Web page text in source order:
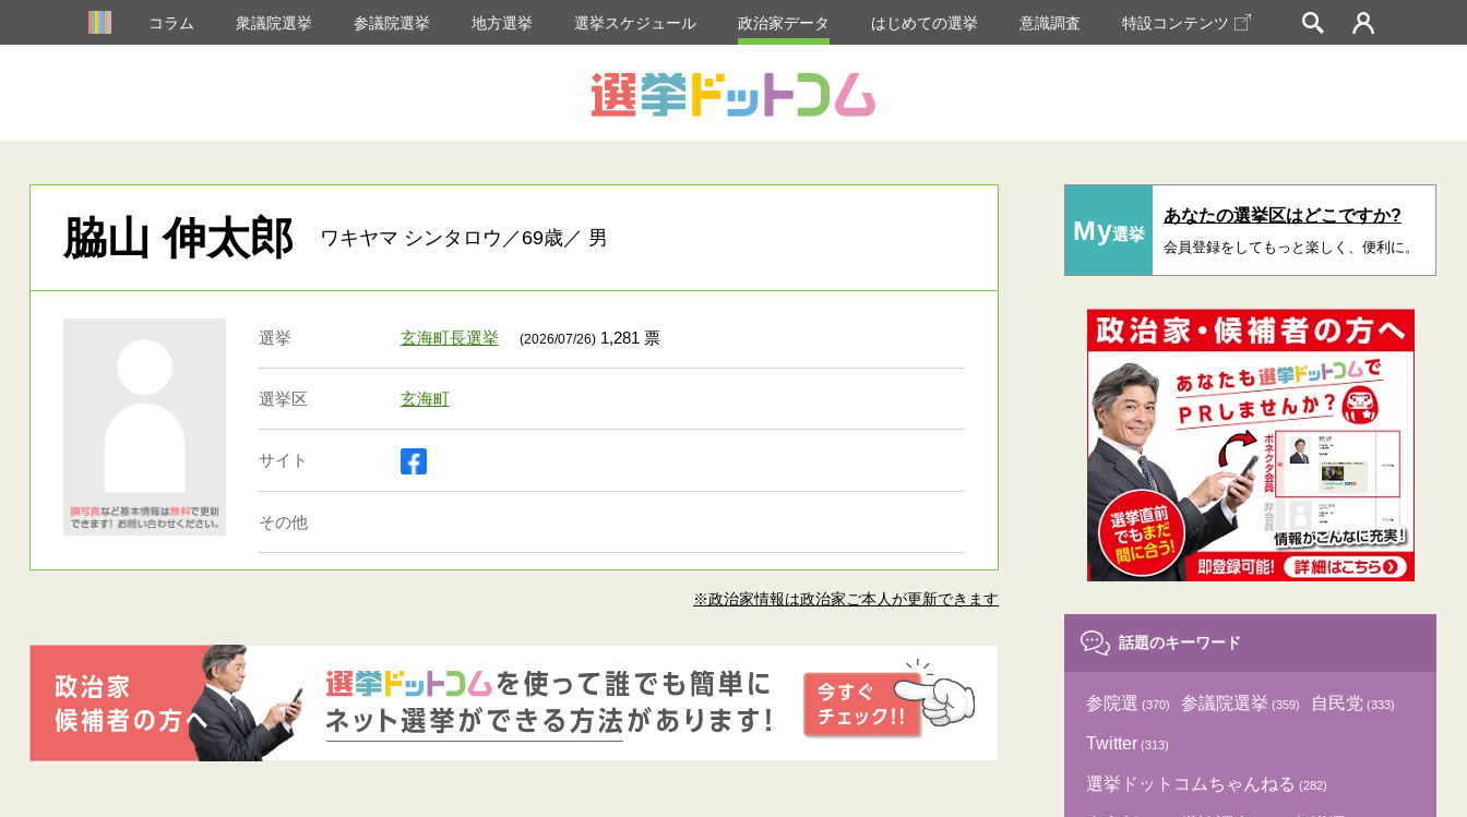
コラム 衆議院選挙 参議院選挙 地方選挙 選挙スケジュール 政治家データ はじめての選挙 意識調査 特設コンテンツ
脇山 伸太郎 ワキヤマ シンタロウ／69歳／ 男
選挙 玄海町長選挙 (2026/07/26)1,281 票
選挙区 玄海町
サイト
その他
※政治家情報は政治家ご本人が更新できます
My選挙
あなたの選挙区はどこですか?
会員登録をしてもっと楽しく、便利に。
話題のキーワード
参院選 (370) 参議院選挙 (359) 自民党 (333)
Twitter (313)
選挙ドットコムちゃんねる (282)